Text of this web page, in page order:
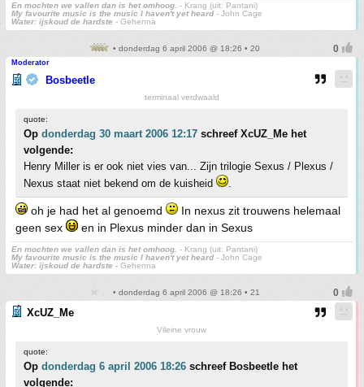
En mochten we vallen dan is het omhoog. - Krang (uit: Pantani)
My favourite music is the music I haven't yet heard - John Cage
Water: ijskoud de hardste - Gehenna
• donderdag 6 april 2006 @ 18:26 • 20
Moderator
Bosbeetle
terminaal verdwaald
quote:
Op donderdag 30 maart 2006 12:17 schreef XcUZ_Me het
volgende:
Henry Miller is er ook niet vies van... Zijn trilogie Sexus / Plexus /
Nexus staat niet bekend om de kuisheid
.
oh je had het al genoemd
In nexus zit trouwens helemaal
geen sex
en in Plexus minder dan in Sexus
En mochten we vallen dan is het omhoog. - Krang (uit: Pantani)
My favourite music is the music I haven't yet heard - John Cage
Water: ijskoud de hardste - Gehenna
• donderdag 6 april 2006 @ 18:26 • 21
XcUZ_Me
Vileine vrouw
quote:
Op donderdag 6 april 2006 18:26 schreef Bosbeetle het
volgende: